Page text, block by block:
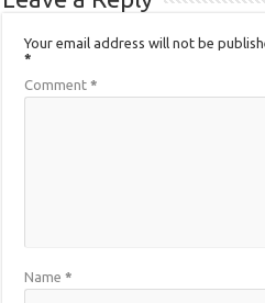
Your email address will not be
*
Comment*
Name*